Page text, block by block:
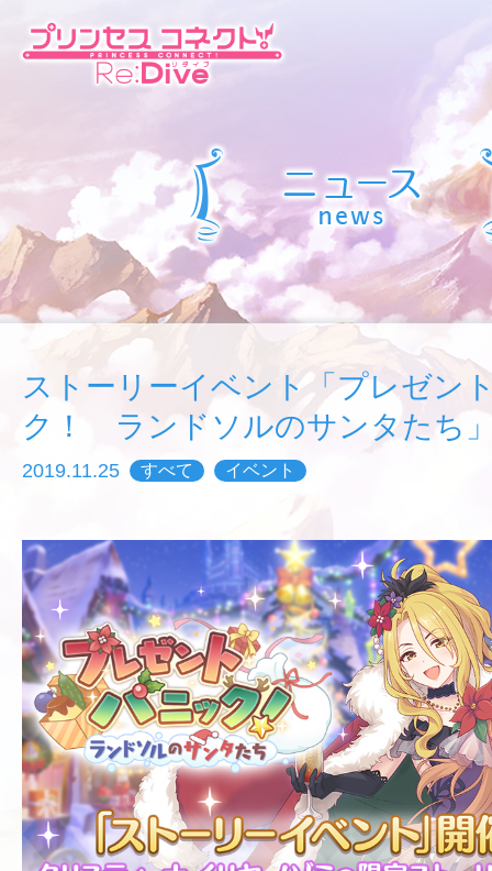
ストーリーイベント「プレゼン
ク！ ランドソルのサンタたち
2019.11.25 すべて イベント